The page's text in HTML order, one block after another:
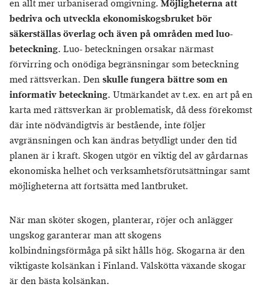
en allt mer urbaniserad omgivning. Möjligheterna att
bedriva och utveckla ekonomiskogsbruket bör
säkerställas överlag och även på områden med luo-
beteckning. Luo- beteckningen orsakar närmast
förvirring och onödiga begränsningar som beteckning
med rättsverkan. Denskulle fungera bättre som en
informativ beteckning. Utmärkandet av t.ex. en art på en
karta med rättsverkan är problematisk, då dess förekomst
där inte nödvändigtvis är bestående, inte följer
avgränsningen och kan ändras betydligt under den tid
planen är i kraft. Skogen utgör en viktig del av gårdarnas
ekonomiska helhet och verksamhetsförutsättningar samt
möjligheterna att fortsätta med lantbruket.
När man sköter skogen, planterar, röjer och anlägger
ungskog garanterar man att skogens
kolbindningsförmåga på sikt hålls hög. Skogarna är den
viktigaste kolsänkan i Finland. Välskötta växande skogar
är den bästa kolsänkan.